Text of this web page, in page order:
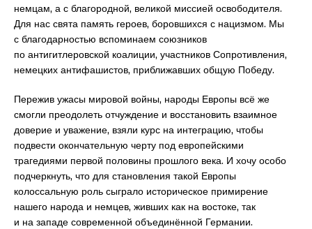
немцам, а с благородной, великой миссией освободителя.
Для нас свята память героев, боровшихся с нацизмом. Мы
с благодарностью вспоминаем союзников
по антигитлеровской коалиции, участников Сопротивления,
немецких антифашистов, приближавших общую Победу.
Пережив ужасы мировой войны, народы Европы всё же
смогли преодолеть отчуждение и восстановить взаимное
доверие и уважение, взяли курс на интеграцию, чтобы
подвести окончательную черту под европейскими
трагедиями первой половины прошлого века. И хочу особо
подчеркнуть, что для становления такой Европы
колоссальную роль сыграло историческое примирение
нашего народа и немцев, живших как на востоке, так
и на западе современной объединённой Германии.